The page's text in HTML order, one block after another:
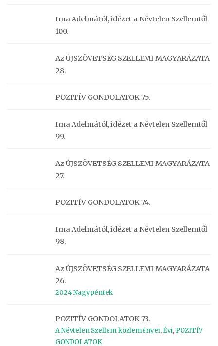
Ima Adelmától, idézet a Névtelen Szellemtől
100.
Az ÚJSZÖVETSÉG SZELLEMI MAGYARÁZATA
28.
POZITÍV GONDOLATOK 75.
Ima Adelmától, idézet a Névtelen Szellemtől
99.
Az ÚJSZÖVETSÉG SZELLEMI MAGYARÁZATA
27.
POZITÍV GONDOLATOK 74.
Ima Adelmától, idézet a Névtelen Szellemtől
98.
Az ÚJSZÖVETSÉG SZELLEMI MAGYARÁZATA
26.
2024 Nagypéntek
POZITÍV GONDOLATOK 73.
A Névtelen Szellem közleményei, Évi, POZITÍV
GONDOLATOK